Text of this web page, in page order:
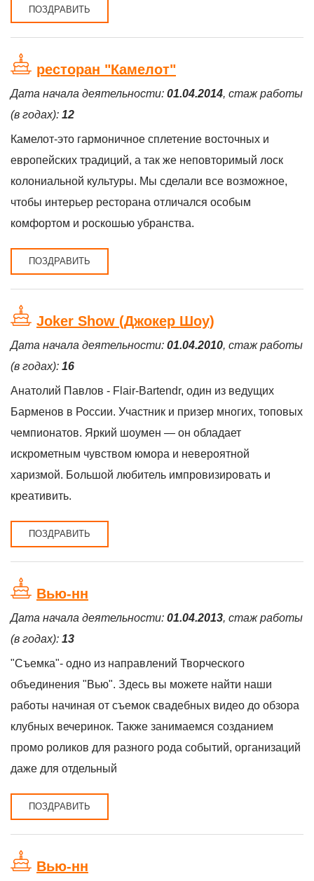
ПОЗДРАВИТЬ
ресторан "Камелот"
Дата начала деятельности: 01.04.2014, стаж работы
(в годах): 12
Камелот-это гармоничное сплетение восточных и
европейских традиций, а так же неповторимый лоск
колониальной культуры. Мы сделали все возможное,
чтобы интерьер ресторана отличался особым
комфортом и роскошью убранства.
ПОЗДРАВИТЬ
Joker Show (Джокер Шоу)
Дата начала деятельности: 01.04.2010, стаж работы
(в годах): 16
Анатолий Павлов - Flair-Bartendr, один из ведущих
Барменов в России. Участник и призер многих, топовых
чемпионатов. Яркий шоумен — он обладает
искрометным чувством юмора и невероятной
харизмой. Большой любитель импровизировать и
креативить.
ПОЗДРАВИТЬ
Вью-нн
Дата начала деятельности: 01.04.2013, стаж работы
(в годах): 13
"Съемка"- одно из направлений Творческого
объединения "Вью". Здесь вы можете найти наши
работы начиная от съемок свадебных видео до обзора
клубных вечеринок. Также занимаемся созданием
промо роликов для разного рода событий, организаций
даже для отдельный
ПОЗДРАВИТЬ
Вью-нн